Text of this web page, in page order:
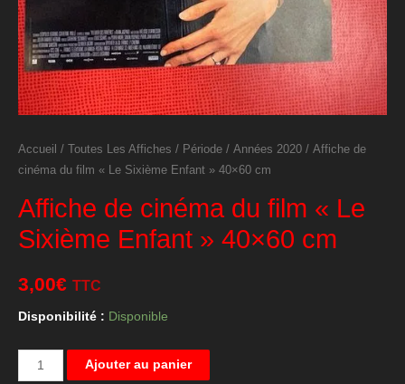
Accueil / Toutes Les Affiches / Période / Années 2020 / Affiche de
cinéma du film « Le Sixième Enfant » 40×60 cm
Affiche de cinéma du film « Le
Sixième Enfant » 40×60 cm
3,00€ TTC
Disponibilité : Disponible
quantité
Ajouter au panier